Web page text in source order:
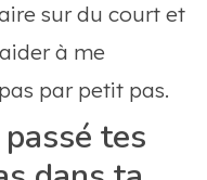
sur du court et
à me
par petit pas.
tes